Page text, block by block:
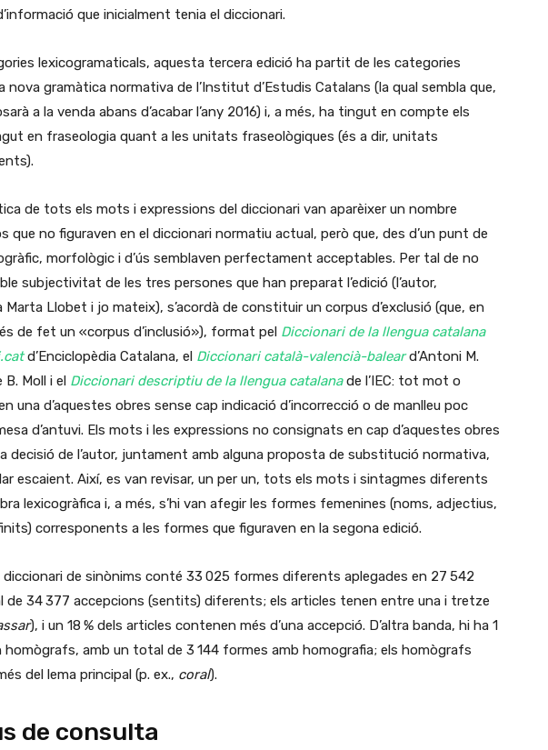
que inicialment tenia el diccionari.
lexicogramaticals, aquesta tercera edició ha partit de les categories
nova gramàtica normativa de l’Institut d’Estudis Catalans (la qual sembla que,
a la venda abans d’acabar l’any 2016) i, a més, ha tingut en compte els
en fraseologia quant a les unitats fraseològiques (és a dir, unitats
de tots els mots i expressions del diccionari van aparèixer un nombre
que no figuraven en el diccionari normatiu actual, però que, des d’un punt de
morfològic i d’ús semblaven perfectament acceptables. Per tal de no
subjectivitat de les tres persones que han preparat l’edició (l’autor,
Marta Llobet i jo mateix), s’acordà de constituir un corpus d’exclusió (que, en
de fet un «corpus d’inclusió»), format pel Diccionari de la llengua catalana
d’Enciclopèdia Catalana, el Diccionari català-valencià-baleard’Antoni M.
Moll i el Diccionari descriptiu de la llengua catalanade l’IEC: tot mot o
una d’aquestes obres sense cap indicació d’incorrecció o de manlleu poc
d’antuvi. Els mots i les expressions no consignats en cap d’aquestes obres
decisió de l’autor, juntament amb alguna proposta de substitució normativa,
escaient. Així, es van revisar, un per un, tots els mots i sintagmes diferents
lexicogràfica i, a més, s’hi van afegir les formes femenines (noms, adjectius,
corresponents a les formes que figuraven en la segona edició.
diccionari de sinònims conté 33 025 formes diferents aplegades en 27 542
de 34 377 accepcions (sentits) diferents; els articles tenen entre una i tretze
), i un 18 % dels articles contenen més d’una accepció. D’altra banda, hi ha 1
homògrafs, amb un total de 3 144 formes amb homografia; els homògrafs
del lema principal (p. ex., coral).
de consulta